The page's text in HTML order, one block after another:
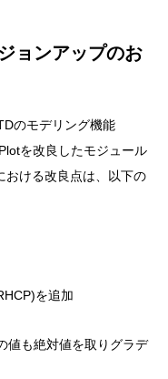
ョンアップのお
のモデリング機能
を改良したモジュール
ける改良点は、以下の
を追加
値も絶対値を取りグラデ